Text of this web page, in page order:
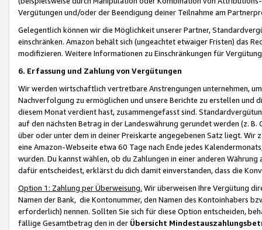
Vergütungen und/oder der Beendigung deiner Teilnahme am
Gelegentlich können wir die Möglichkeit unserer Partner,
einschränken. Amazon behält sich (ungeachtet etwaiger Fristen) das
modifizieren. Weitere Informationen zu Einschränkungen für
6. Erfassung und Zahlung von Vergütungen
Wir werden wirtschaftlich vertretbare Anstrengungen unternehmen,
Nachverfolgung zu ermöglichen und unsere Berichte zu erstellen und
diesem Monat verdient hast, zusammengefasst sind.
auf den nächsten Betrag in der Landeswährung gerundet werden (z.
über oder unter dem in deiner Preiskarte angegebenen Satz liegt.
eine Amazon-Webseite etwa 60 Tage nach Ende jedes
wurden. Du kannst wählen, ob du Zahlungen in einer anderen
dafür entscheidest, erklärst du dich damit einverstanden, dass die
Option 1: Zahlung per Überweisung. Wir überweisen Ihre Vergütung
Namen der Bank, die Kontonummer, den Namen des Kontoinhabers
erforderlich) nennen. Sollten Sie sich für diese Option entscheiden,
fällige Gesamtbetrag den in der Übersicht